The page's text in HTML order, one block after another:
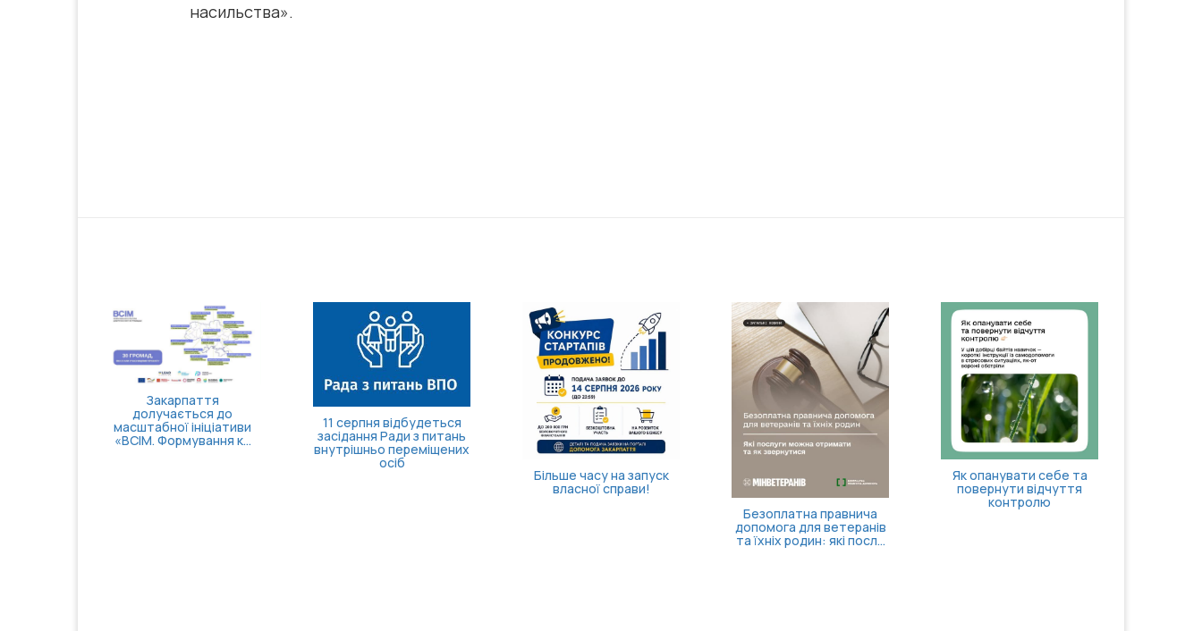
насильства».
Закарпаття
долучається до
масштабної ініціативи
«ВСІМ. Формування к...
11 серпня відбудеться
засідання Ради з питань
внутрішньо переміщених
осіб
Більше часу на запуск
власної справи!
Безоплатна правнича
допомога для ветеранів
та їхніх родин: які посл...
Як опанувати себе та
повернути відчуття
контролю